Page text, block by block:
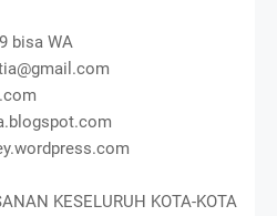
bisa WA
KESELURUH KOTA-KOTA